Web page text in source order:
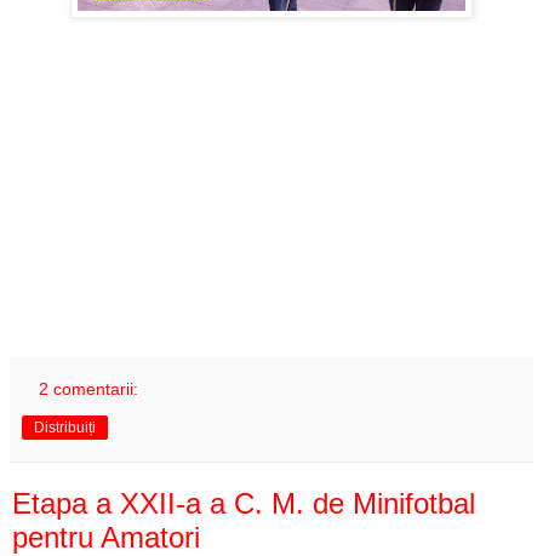
2 comentarii:
Distribuiți
Etapa a XXII-a a C. M. de Minifotbal
pentru Amatori